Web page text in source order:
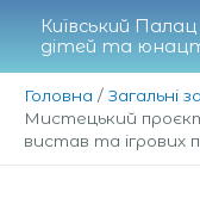
вмісту
Київський Палац
дітей та
Головна
Загальні
Мистецький
вистав та ігрових